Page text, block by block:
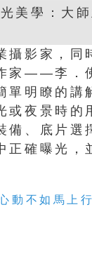
攝影家，同
家——李．
單明瞭的講
或夜景時的
備、底片選
正確曝光，
動不如馬上